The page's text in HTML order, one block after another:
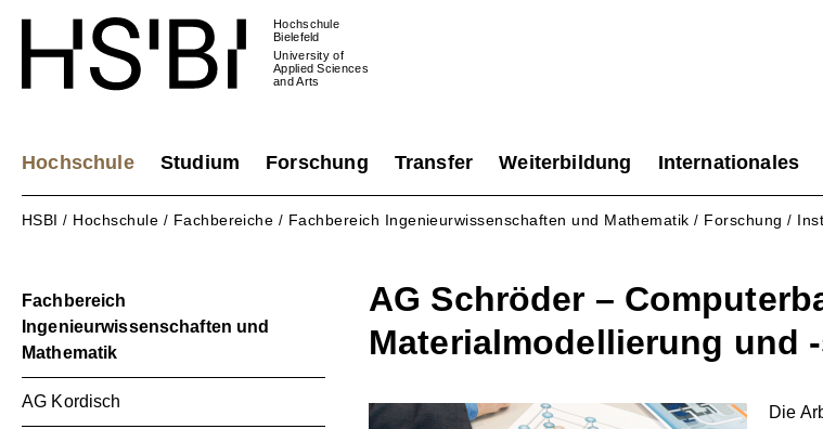
Hochschule
Bielefeld
University of
Applied Sciences
and Arts
Hochschule Studium Forschung Transfer Weiterbildung Internationales
HSBI / Hochschule / Fachbereiche / Fachbereich Ingenieurwissenschaften und Mathematik / Forschung /
AG Schröder –
Materialmodellierung und
Die
Fachbereich
Ingenieurwissenschaften und
Mathematik
AG Kordisch